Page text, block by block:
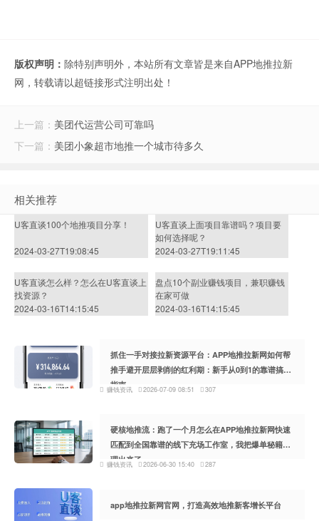
版权声明： 除特别声明外，本站所有文章皆是来自APP地推拉新
网，转载请以超链接形式注明出处！
上一篇： 美团代运营公司可靠吗
下一篇： 美团小象超市地推一个城市待多久
相关推荐
U客直谈100个地推项目分享！
2024-03-27T19:08:45
U客直谈上面项目靠谱吗？项目要
如何选择呢？
2024-03-27T19:11:45
U客直谈怎么样？怎么在U客直谈上
找资源？
2024-03-16T14:15:45
盘点10个副业赚钱项目，兼职赚钱
在家可做
2024-03-16T14:15:45
抓住一手对接拉新资源平台：APP地推拉新网如何帮
推手避开层层剥削的红利期：新手从0到1的靠谱搞钱
指南
赚钱资讯 2026-07-09 08:51 307
硬核地推流：跑了一个月怎么在APP地推拉新网快速
匹配到全国靠谱的线下充场工作室，我把爆单秘籍整
理出来了
赚钱资讯 2026-06-30 15:40 287
app地推拉新网官网，打造高效地推新客增长平台